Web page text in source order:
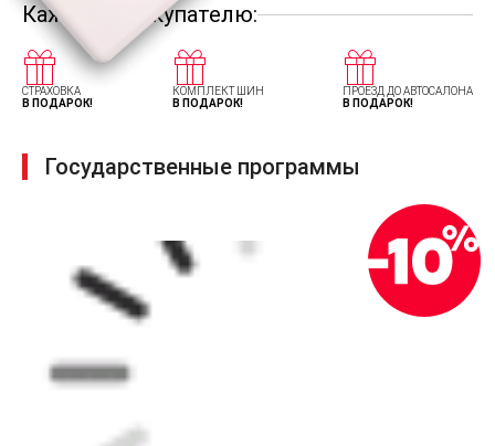
Каждому покупателю:
СТРАХОВКА
В ПОДАРОК!
КОМПЛЕКТ ШИН
В ПОДАРОК!
ПРОЕЗД ДО АВТОСАЛОНА
В ПОДАРОК!
Государственные программы